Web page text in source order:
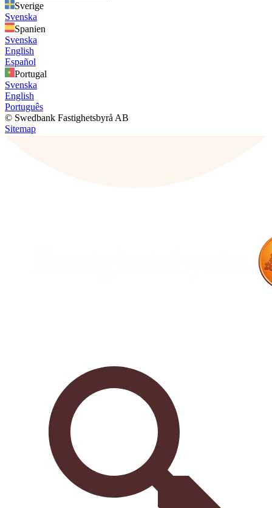
Sverige
Svenska
Spanien
Svenska
English
Español
Portugal
Svenska
English
Português
© Swedbank Fastighetsbyrå AB
Sitemap